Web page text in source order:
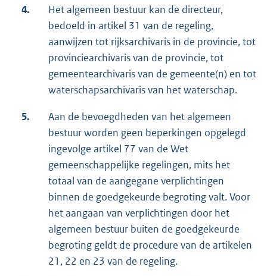
4.
Het algemeen bestuur kan de directeur,
bedoeld in artikel 31 van de regeling,
aanwijzen tot rijksarchivaris in de provincie, tot
provinciearchivaris van de provincie, tot
gemeentearchivaris van de gemeente(n) en tot
waterschapsarchivaris van het waterschap.
5.
Aan de bevoegdheden van het algemeen
bestuur worden geen beperkingen opgelegd
ingevolge artikel 77 van de Wet
gemeenschappelijke regelingen, mits het
totaal van de aangegane verplichtingen
binnen de goedgekeurde begroting valt. Voor
het aangaan van verplichtingen door het
algemeen bestuur buiten de goedgekeurde
begroting geldt de procedure van de artikelen
21, 22 en 23 van de regeling.